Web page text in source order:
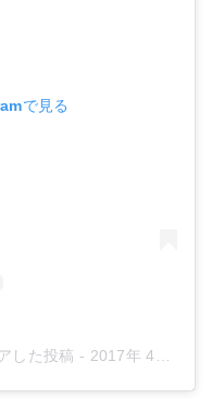
で見る
した投稿 - 2017年 4月月14日午前12時21分PDT